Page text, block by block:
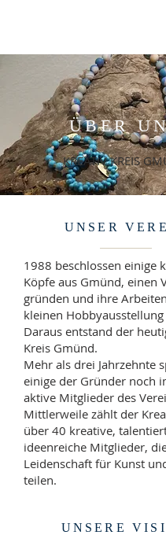
ÜBER
KREATIV KREIS
UNSER
1988 beschlossen einige
Köpfe aus Gmünd, einen
gründen und ihre
kleinen Hobbyausstellung
Daraus entstand der
Kreis Gmünd.
Mehr als drei Jahrzehnte
einige der Gründer noch
aktive Mitglieder des
Mittlerweile zählt der
über 40 kreative,
ideenreiche Mitglieder,
Leidenschaft für Kunst
teilen.
UNSERE